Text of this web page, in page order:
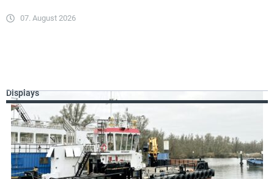
07. August 2026
Displays